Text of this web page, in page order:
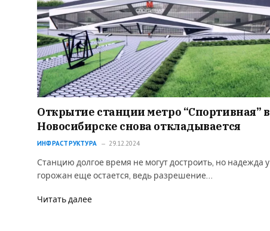
Открытие станции метро “Спортивная” в
Новосибирске снова откладывается
ИНФРАСТРУКТУРА 29.12.2024
Станцию долгое время не могут достроить, но надежда у
горожан еще остается, ведь разрешение…
Читать далее